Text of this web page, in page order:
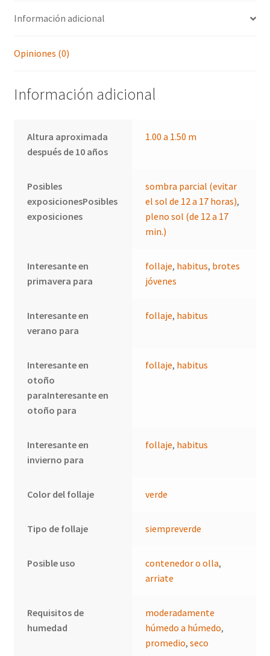
Información adicional
Opiniones (0)
Información adicional
Altura aproximada
después de 10 años
1.00 a 1.50 m
Posibles
exposicionesPosibles
exposiciones
sombra parcial (evitar
el sol de 12 a 17 horas),
pleno sol (de 12 a 17
min.)
Interesante en
primavera para
follaje, habitus, brotes
jóvenes
Interesante en
verano para
follaje, habitus
Interesante en
otoño
paraInteresante en
otoño para
follaje, habitus
Interesante en
invierno para
follaje, habitus
Color del follaje verde
Tipo de follaje siempreverde
Posible uso contenedor o olla,
arriate
Requisitos de
humedad
moderadamente
húmedo a húmedo,
promedio,seco